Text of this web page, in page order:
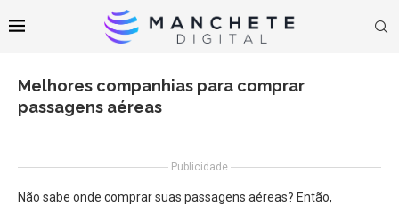
Melhores companhias para comprar
passagens aéreas
Publicidade
Não sabe onde comprar suas passagens aéreas? Então,